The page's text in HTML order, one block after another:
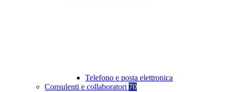
Telefono e posta elettronica
Consulenti e collaboratori 70